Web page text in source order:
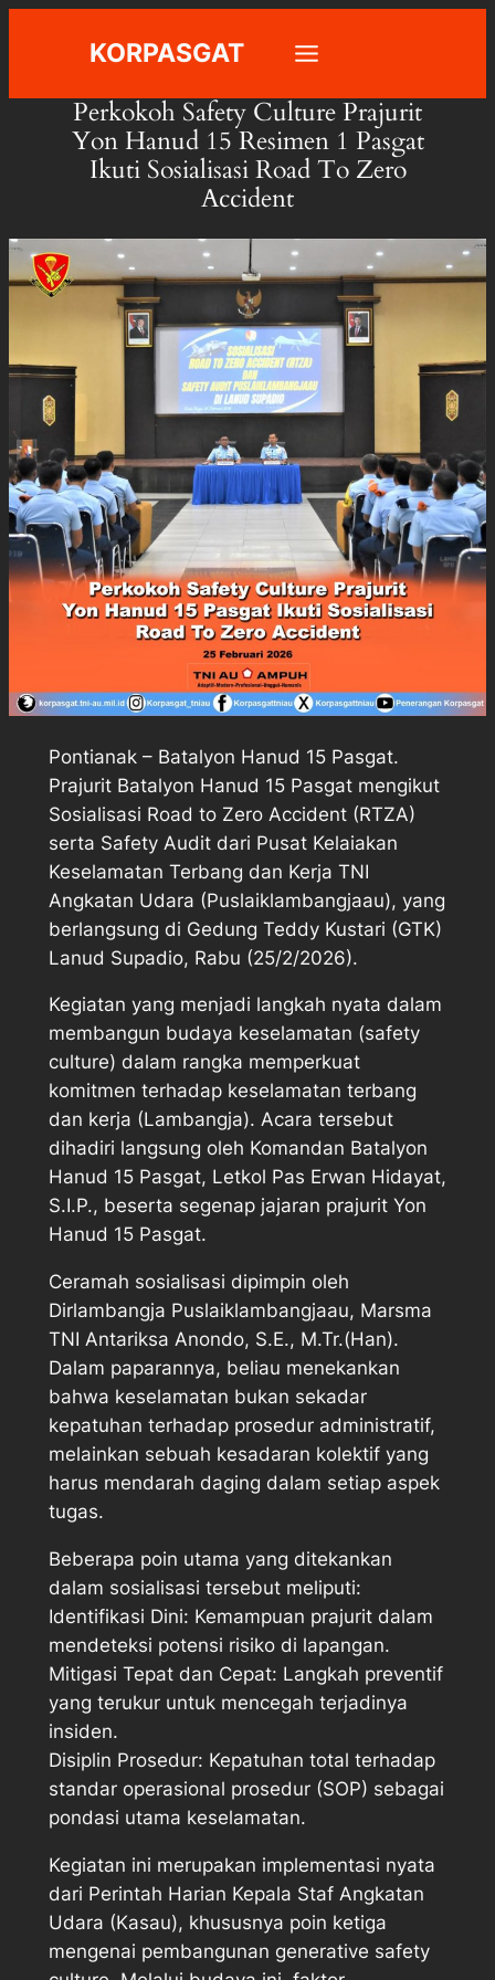
KORPASGAT
Perkokoh Safety Culture Prajurit
Yon Hanud 15 Resimen 1 Pasgat
Ikuti Sosialisasi Road To Zero
Accident
Pontianak – Batalyon Hanud 15 Pasgat.
Prajurit Batalyon Hanud 15 Pasgat mengikut
Sosialisasi Road to Zero Accident (RTZA)
serta Safety Audit dari Pusat Kelaiakan
Keselamatan Terbang dan Kerja TNI
Angkatan Udara (Puslaiklambangjaau), yang
berlangsung di Gedung Teddy Kustari (GTK)
Lanud Supadio, Rabu (25/2/2026).
Kegiatan yang menjadi langkah nyata dalam
membangun budaya keselamatan (safety
culture) dalam rangka memperkuat
komitmen terhadap keselamatan terbang
dan kerja (Lambangja). Acara tersebut
dihadiri langsung oleh Komandan Batalyon
Hanud 15 Pasgat, Letkol Pas Erwan Hidayat,
S.I.P., beserta segenap jajaran prajurit Yon
Hanud 15 Pasgat.
Ceramah sosialisasi dipimpin oleh
Dirlambangja Puslaiklambangjaau, Marsma
TNI Antariksa Anondo, S.E., M.Tr.(Han).
Dalam paparannya, beliau menekankan
bahwa keselamatan bukan sekadar
kepatuhan terhadap prosedur administratif,
melainkan sebuah kesadaran kolektif yang
harus mendarah daging dalam setiap aspek
tugas.
Beberapa poin utama yang ditekankan
dalam sosialisasi tersebut meliputi:
Identifikasi Dini: Kemampuan prajurit dalam
mendeteksi potensi risiko di lapangan.
Mitigasi Tepat dan Cepat: Langkah preventif
yang terukur untuk mencegah terjadinya
insiden.
Disiplin Prosedur: Kepatuhan total terhadap
standar operasional prosedur (SOP) sebagai
pondasi utama keselamatan.
Kegiatan ini merupakan implementasi nyata
dari Perintah Harian Kepala Staf Angkatan
Udara (Kasau), khususnya poin ketiga
mengenai pembangunan generative safety